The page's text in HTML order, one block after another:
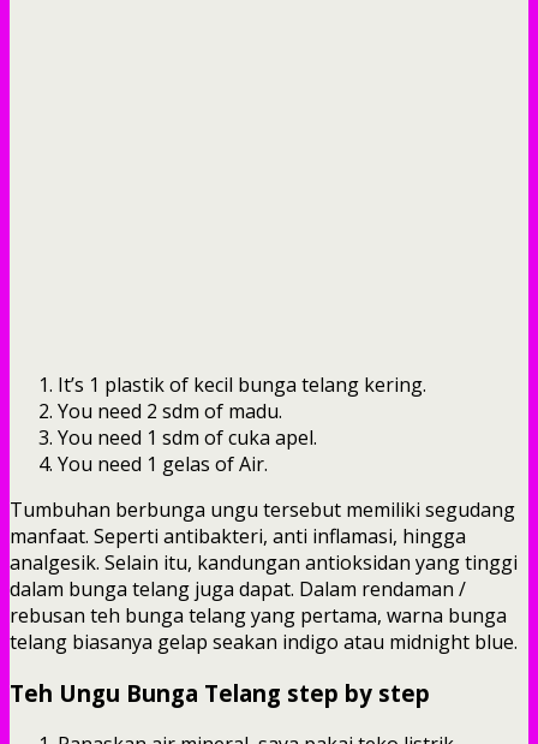
It’s 1 plastik of kecil bunga telang kering.
You need 2 sdm of madu.
You need 1 sdm of cuka apel.
You need 1 gelas of Air.
Tumbuhan berbunga ungu tersebut memiliki segudang
manfaat. Seperti antibakteri, anti inflamasi, hingga
analgesik. Selain itu, kandungan antioksidan yang tinggi
dalam bunga telang juga dapat. Dalam rendaman /
rebusan teh bunga telang yang pertama, warna bunga
telang biasanya gelap seakan indigo atau midnight blue.
Teh Ungu Bunga Telang step by step